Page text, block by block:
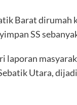
Barat dirumah
SS
laporan
Utara,